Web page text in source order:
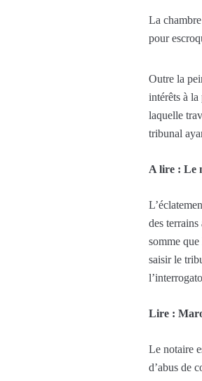
La
pour
Outre la
intérêts à
laquelle
tribunal
A lire : Le
des
somme
saisir le
Lire :
Le notaire
d’abus de